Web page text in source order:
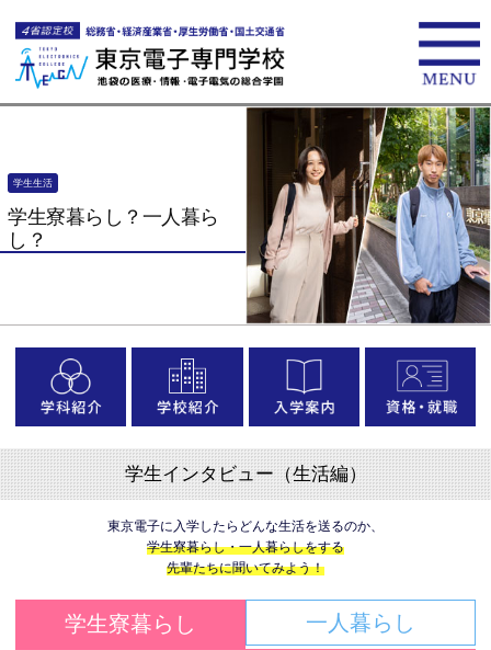
学生生活
学生寮暮らし？一人暮ら
し？
学生インタビュー（生活編）
東京電子に入学したらどんな生活を送るのか、
学生寮暮らし・一人暮らしをする
先輩たちに聞いてみよう！
学生寮暮らし 一人暮らし